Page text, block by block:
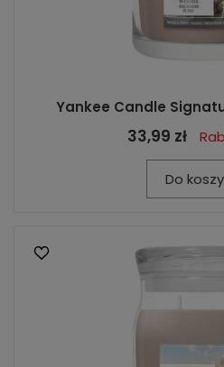
Yankee Candle
33,99 zł
Do